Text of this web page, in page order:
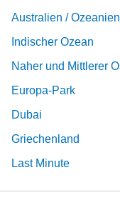
Australien / Ozeanien
Indischer Ozean
Naher und Mittlerer
Europa-Park
Dubai
Griechenland
Last Minute